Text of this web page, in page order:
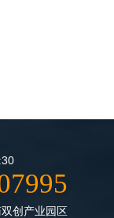
创产业园区